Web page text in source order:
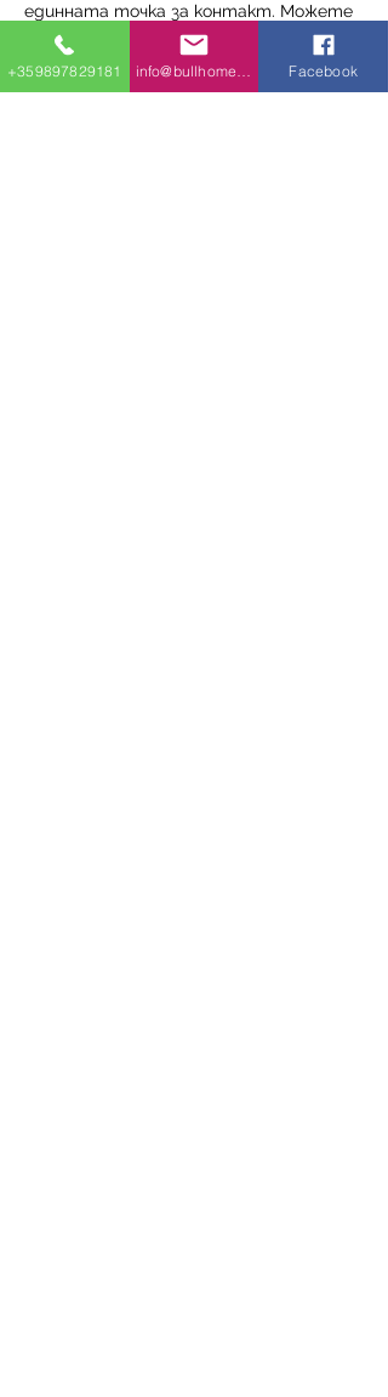
единната точка за контакт. Можете
да говорите с нас от началото на
проекта до края. Имаме обучени
специалисти, които ще ви подкрепят
+359897829181 Facebook